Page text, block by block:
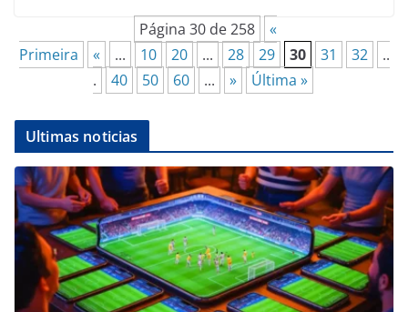
Página 30 de 258
«
Primeira
« ... 10 20 ... 28 29 30 31 32
..
.
40 50 60 ... » Última »
Ultimas noticias